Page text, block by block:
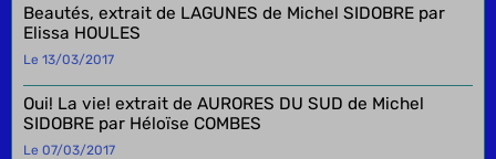
Beautés, extrait de LAGUNES de Michel SIDOBRE par
Elissa HOULES
Le 13/03/2017
Oui! La vie! extrait de AURORES DU SUD de Michel
SIDOBRE par Héloïse COMBES
Le 07/03/2017